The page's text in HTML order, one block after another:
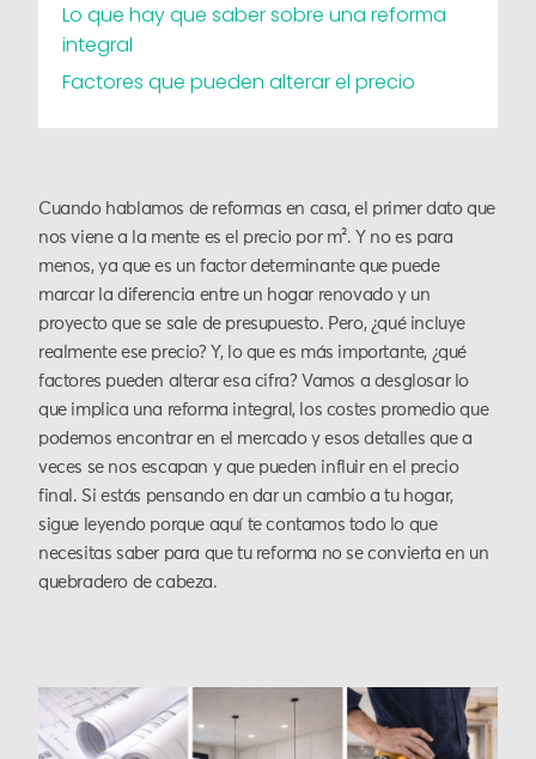
Lo que hay que saber sobre una reforma
integral
Factores que pueden alterar el precio
Cuando hablamos de reformas en casa, el primer dato que
nos viene a la mente es el precio por m². Y no es para
menos, ya que es un factor determinante que puede
marcar la diferencia entre un hogar renovado y un
proyecto que se sale de presupuesto. Pero, ¿qué incluye
realmente ese precio? Y, lo que es más importante, ¿qué
factores pueden alterar esa cifra? Vamos a desglosar lo
que implica una reforma integral, los costes promedio que
podemos encontrar en el mercado y esos detalles que a
veces se nos escapan y que pueden influir en el precio
final. Si estás pensando en dar un cambio a tu hogar,
sigue leyendo porque aquí te contamos todo lo que
necesitas saber para que tu reforma no se convierta en un
quebradero de cabeza.